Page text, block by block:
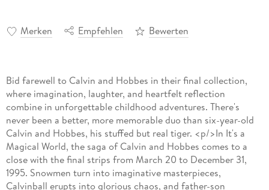
Merken Empfehlen Bewerten
Bid farewell to Calvin and Hobbes in their final collection,
where imagination, laughter, and heartfelt reflection
combine in unforgettable childhood adventures. There's
never been a better, more memorable duo than six-year-old
Calvin and Hobbes, his stuffed but real tiger. <p/>In It's a
Magical World, the saga of Calvin and Hobbes comes to a
close with the final strips from March 20 to December 31,
1995. Snowmen turn into imaginative masterpieces,
Calvinball erupts into glorious chaos, and father-son